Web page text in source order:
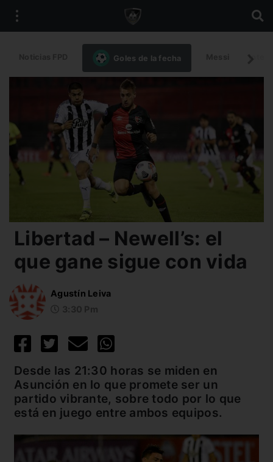
Goles de la fecha
Libertad – Newell’s: el
que gane sigue con vida
Agustín Leiva
Desde las 21:30 horas se miden en
Asunción en lo que promete ser un
partido vibrante, sobre todo por lo que
está en juego entre ambos equipos.